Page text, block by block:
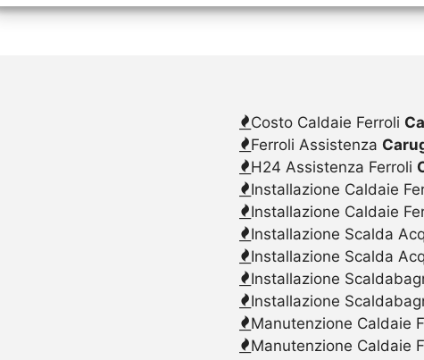
Costo Caldaie Ferroli
Ferroli Assistenza
H24 Assistenza Ferroli
Installazione Caldaie
Installazione Caldaie
Installazione Scalda
Installazione Scalda
Installazione
Installazione
Manutenzione Caldaie
Manutenzione Caldaie